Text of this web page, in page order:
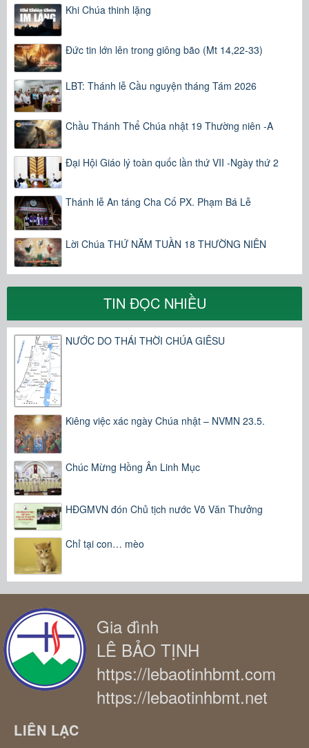
Khi Chúa thinh lặng
Đức tin lớn lên trong giông bão (Mt 14,22-33)
LBT: Thánh lễ Cầu nguyện tháng Tám 2026
Chầu Thánh Thể Chúa nhật 19 Thường niên -A
Đại Hội Giáo lý toàn quốc lần thứ VII -Ngày thứ 2
Thánh lễ An táng Cha Cố PX. Phạm Bá Lễ
Lời Chúa THỨ NĂM TUẦN 18 THƯỜNG NIÊN
TIN ĐỌC NHIỀU
NƯỚC DO THÁI THỜI CHÚA GIÊSU
Kiêng việc xác ngày Chúa nhật – NVMN 23.5.
Chúc Mừng Hồng Ân Linh Mục
HĐGMVN đón Chủ tịch nước Võ Văn Thưởng
Chỉ tại con… mèo
Gia đình
LÊ BẢO TỊNH
https://lebaotinhbmt.com
https://lebaotinhbmt.net
LIÊN LẠC